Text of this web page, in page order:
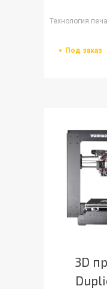
Технология
Под заказ
3D